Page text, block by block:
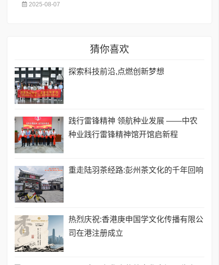
2025-08-07
猜你喜欢
探索科技前沿,点燃创新梦想
践行雷锋精神 领航种业发展 ——中农
种业践行雷锋精神馆开馆启新程
重走陆羽茶经路:彭州茶文化的千年回响
热烈庆祝:香港庚申国学文化传播有限公
司在港注册成立